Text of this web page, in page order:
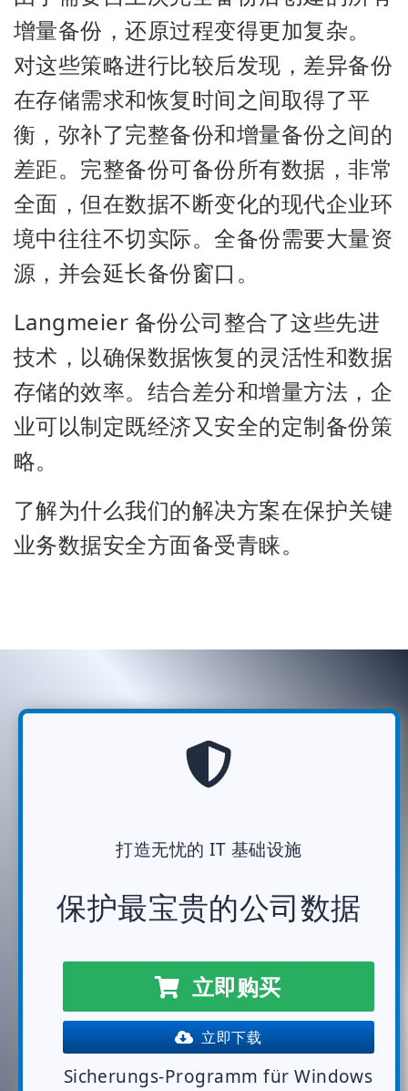
增量备份，还原过程变得更加复杂。
对这些策略进行比较后发现，差异备份
在存储需求和恢复时间之间取得了平
衡，弥补了完整备份和增量备份之间的
差距。完整备份可备份所有数据，非常
全面，但在数据不断变化的现代企业环
境中往往不切实际。全备份需要大量资
源，并会延长备份窗口。
Langmeier 备份公司整合了这些先进
技术，以确保数据恢复的灵活性和数据
存储的效率。结合差分和增量方法，企
业可以制定既经济又安全的定制备份策
略。
了解为什么我们的解决方案在保护关键
业务数据安全方面备受青睐。
打造无忧的 IT 基础设施
保护最宝贵的公司数据
立即购买
立即下载
Sicherungs-Programm für Windows